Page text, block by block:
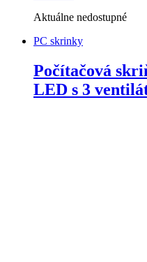
Aktuálne nedostupné
PC skrinky
Počítačová
LED s 3